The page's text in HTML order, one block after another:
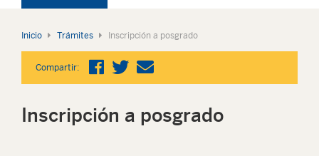
Inicio Trámites Inscripción a posgrado
Compartir:
Inscripción a posgrado